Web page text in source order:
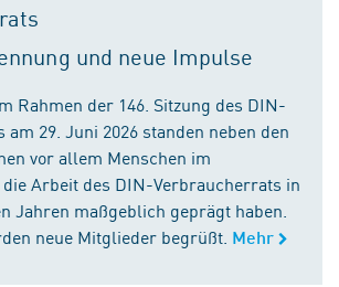
und neue Impulse
Rahmen der 146. Sitzung des DIN-
29. Juni 2026 standen neben den
vor allem Menschen im
Arbeit des DIN-Verbraucherrats in
Jahren maßgeblich geprägt haben.
neue Mitglieder begrüßt. Mehr